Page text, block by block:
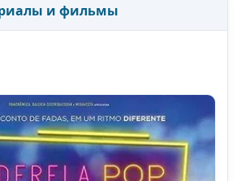
и фильмы